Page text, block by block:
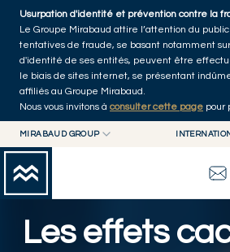
Skip to main content
Usurpation d'identité et prévention contre la
Le Groupe Mirabaud attire l’attention du
tentatives de fraude, se basant notamment
d'identité de ses entités, peuvent être
le biais de sites internet, se présentant
affiliés au Groupe Mirabaud.
Nous vous invitons à consulter cette page pour
MIRABAUD GROUP
MIRABAUD ASSET MANAGEMENT
MIRABAUD INVESTMENTS
GROUPE MIRABAUD
THE VIEW
Accueil
Les effets